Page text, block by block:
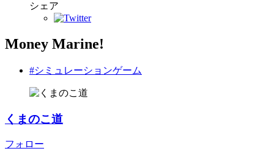
シェア
Money Marine!
#シミュレーションゲーム
くまのこ道
フォロー